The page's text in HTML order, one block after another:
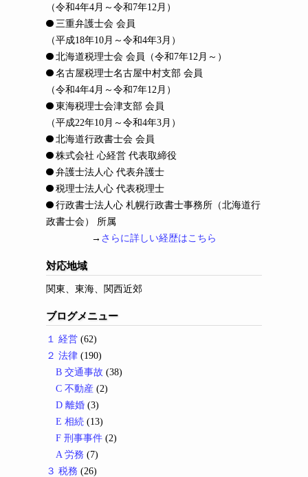
（令和4年4月～令和7年12月）
三重弁護士会 会員
（平成18年10月～令和4年3月）
北海道税理士会 会員
（令和7年12月～）
名古屋税理士名古屋中村支部 会員
（令和4年4月～令和7年12月）
東海税理士会津支部 会員
（平成22年10月～令和4年3月）
北海道行政書士会 会員
株式会社 心経営 代表取締役
弁護士法人心 代表弁護士
税理士法人心 代表税理士
行政書士法人心 札幌行政書士事務所（北海道行
政書士会） 所属
→ さらに詳しい経歴はこちら
対応地域
関東、東海、関西近郊
ブログメニュー
１ 経営 (62)
２ 法律 (190)
B 交通事故 (38)
C 不動産 (2)
D 離婚 (3)
E 相続 (13)
F 刑事事件 (2)
A 労務 (7)
３ 税務 (26)